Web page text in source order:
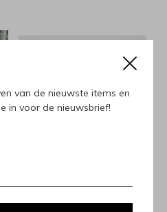
van de nieuwste items en
in voor de nieuwsbrief!